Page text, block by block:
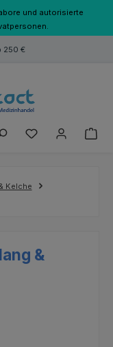
und autorisierte
250 €
Du hast 0
Kelche
&